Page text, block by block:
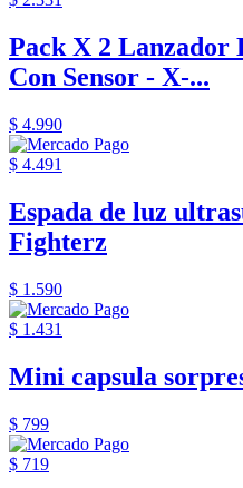
Pack X 2 Lanzador
Con Sensor - X-...
$ 4.990
$ 4.491
Espada de luz
Fighterz
$ 1.590
$ 1.431
Mini capsula
$ 799
$ 719